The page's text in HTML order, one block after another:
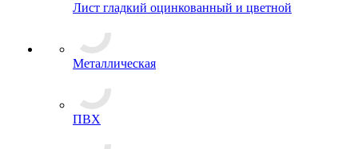
Лист гладкий оцинкованный и цветной
Металлическая
ПВХ